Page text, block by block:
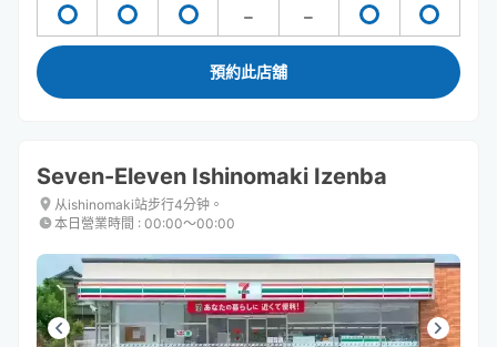
預約此店舖
Seven-Eleven Ishinomaki Izenba
从ishinomaki站步行4分钟。
本日營業時間 : 00:00〜00:00